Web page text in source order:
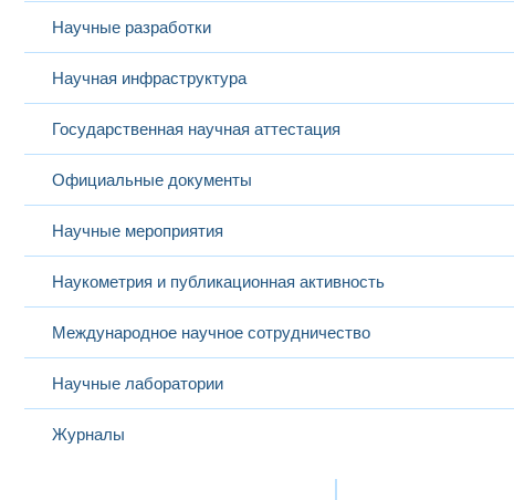
Научные разработки
Научная инфраструктура
Государственная научная аттестация
Официальные документы
Научные мероприятия
Наукометрия и публикационная активность
Международное научное сотрудничество
Научные лаборатории
Журналы